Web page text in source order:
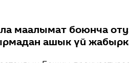
маалымат боюнча
ашык үй